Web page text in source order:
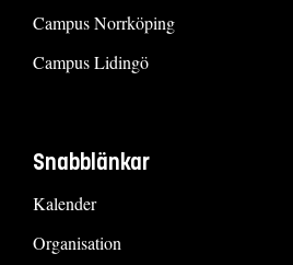
Campus Norrköping
Campus Lidingö
Snabblänkar
Kalender
Organisation